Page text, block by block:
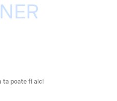
ta poate fi aici